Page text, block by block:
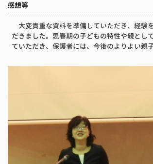
感想等
大変貴重な資料を準備していただき、経験
だきました。思春期の子どもの特性や親とし
ていただき、保護者には、今後のよりよい親